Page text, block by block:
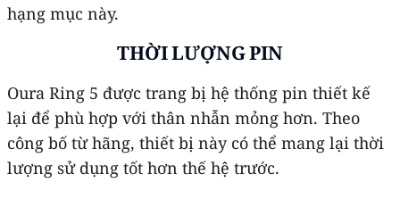
hạng mục này.
THỜI LƯỢNG PIN
Oura Ring 5 được trang bị hệ thống pin thiết kế
lại để phù hợp với thân nhẫn mỏng hơn. Theo
công bố từ hãng, thiết bị này có thể mang lại thời
lượng sử dụng tốt hơn thế hệ trước.